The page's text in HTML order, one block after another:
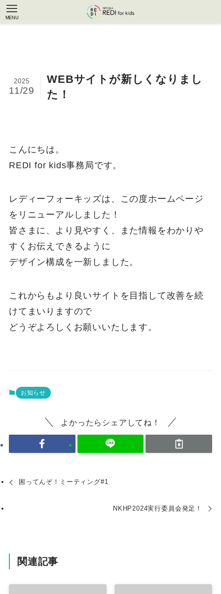
MENU
WEBサイトが新しくなりまし
た！
2025
11/29
こんにちは。
REDI for kids事務局です。
レディーフォーキッズは、この度ホームページ
をリニューアルしました！
皆さまに、より見やすく、また情報をわかりや
すくお伝えできるように
デザイン構成を一新しました。
これからもより良いサイトを目指して改善を続
けてまいりますので
どうぞよろしくお願いいたします。
お知らせ
よかったらシェアしてね！
困ってんぞ！ミーティング#1
NKHP2024実行委員会発足！
関連記事